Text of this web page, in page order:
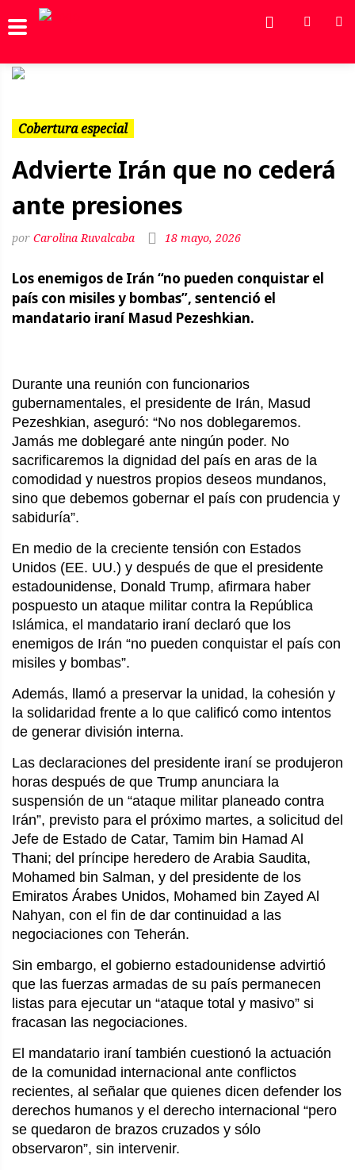
Cobertura especial
Advierte Irán que no cederá
ante presiones
Carolina Ruvalcaba 18 mayo, 2026
Los enemigos de Irán “no pueden conquistar el
país con misiles y bombas”, sentenció el
mandatario iraní Masud Pezeshkian.
Durante una reunión con funcionarios
gubernamentales, el presidente de Irán, Masud
Pezeshkian, aseguró: “No nos doblegaremos.
Jamás me doblegaré ante ningún poder. No
sacrificaremos la dignidad del país en aras de la
comodidad y nuestros propios deseos mundanos,
sino que debemos gobernar el país con prudencia y
sabiduría”.
En medio de la creciente tensión con Estados
Unidos (EE. UU.) y después de que el presidente
estadounidense, Donald Trump, afirmara haber
pospuesto un ataque militar contra la República
Islámica, el mandatario iraní declaró que los
enemigos de Irán “no pueden conquistar el país con
misiles y bombas”.
Además, llamó a preservar la unidad, la cohesión y
la solidaridad frente a lo que calificó como intentos
de generar división interna.
Las declaraciones del presidente iraní se produjeron
horas después de que Trump anunciara la
suspensión de un “ataque militar planeado contra
Irán”, previsto para el próximo martes, a solicitud del
Jefe de Estado de Catar, Tamim bin Hamad Al
Thani; del príncipe heredero de Arabia Saudita,
Mohamed bin Salman, y del presidente de los
Emiratos Árabes Unidos, Mohamed bin Zayed Al
Nahyan, con el fin de dar continuidad a las
negociaciones con Teherán.
Sin embargo, el gobierno estadounidense advirtió
que las fuerzas armadas de su país permanecen
listas para ejecutar un “ataque total y masivo” si
fracasan las negociaciones.
El mandatario iraní también cuestionó la actuación
de la comunidad internacional ante conflictos
recientes, al señalar que quienes dicen defender los
derechos humanos y el derecho internacional “pero
se quedaron de brazos cruzados y sólo
observaron”, sin intervenir.